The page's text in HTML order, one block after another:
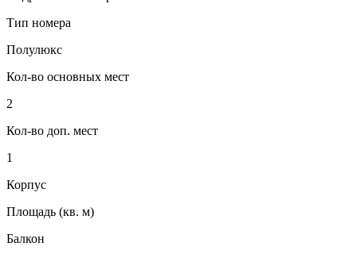
Тип номера
Полулюкс
Кол-во основных мест
2
Кол-во доп. мест
1
Корпус
Площадь (кв. м)
Балкон